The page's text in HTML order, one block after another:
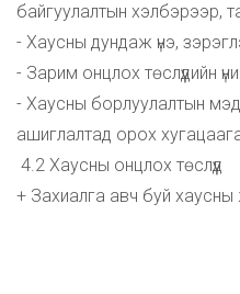
байгуулалтын хэлбэрээр,
- Хаусны дундаж үнэ,
- Зарим онцлох төслүүдийн
- Хаусны борлуулалтын
ашиглалтад орох
4.2 Хаусны онцлох төслүүд
+ Захиалга авч буй